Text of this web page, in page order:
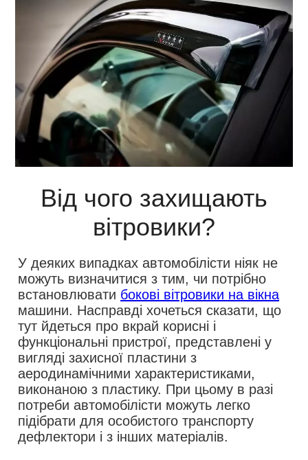
Від чого захищають
вітровики?
У деяких випадках автомобілісти ніяк не
можуть визначитися з тим, чи потрібно
встановлювати бокові вітровики на вікна
машини. Насправді хочеться сказати, що
тут йдеться про вкрай корисні і
функціональні пристрої, представлені у
вигляді захисної пластини з
аеродинамічними характеристиками,
виконаною з пластику. При цьому в разі
потреби автомобілісти можуть легко
підібрати для особистого транспорту
дефлектори і з інших матеріалів.